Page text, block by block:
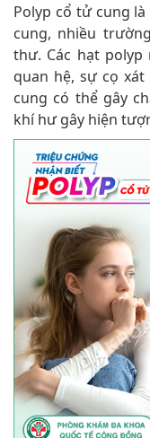
Polyp cổ tử cung
cung, nhiều
thư. Các hạt polyp
quan hệ, sự cọ
cung có thể gây
khí hư gây hiện